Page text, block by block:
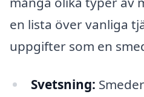
en lista över vanliga
uppgifter som en
Svetsning: